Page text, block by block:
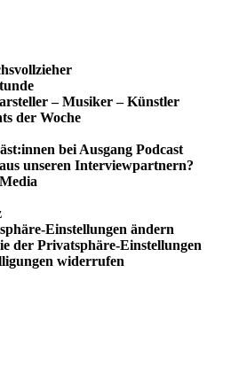
– Musiker – Künstler
der Woche
bei Ausgang Podcast
unseren Interviewpartnern?
Einstellungen ändern
der Privatsphäre-Einstellungen
widerrufen